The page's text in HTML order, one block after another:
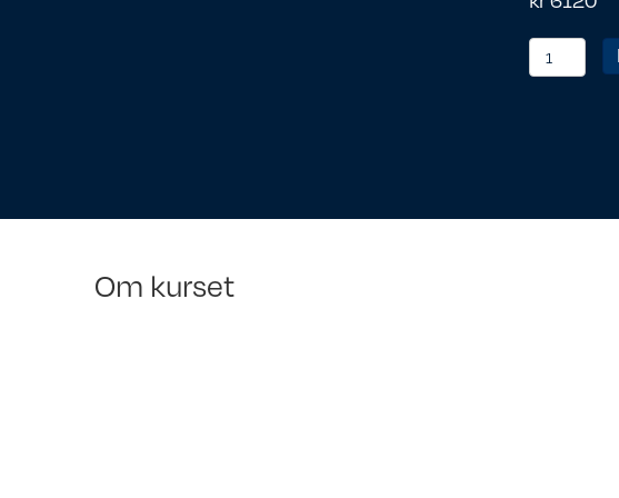
medlem
Om kurset